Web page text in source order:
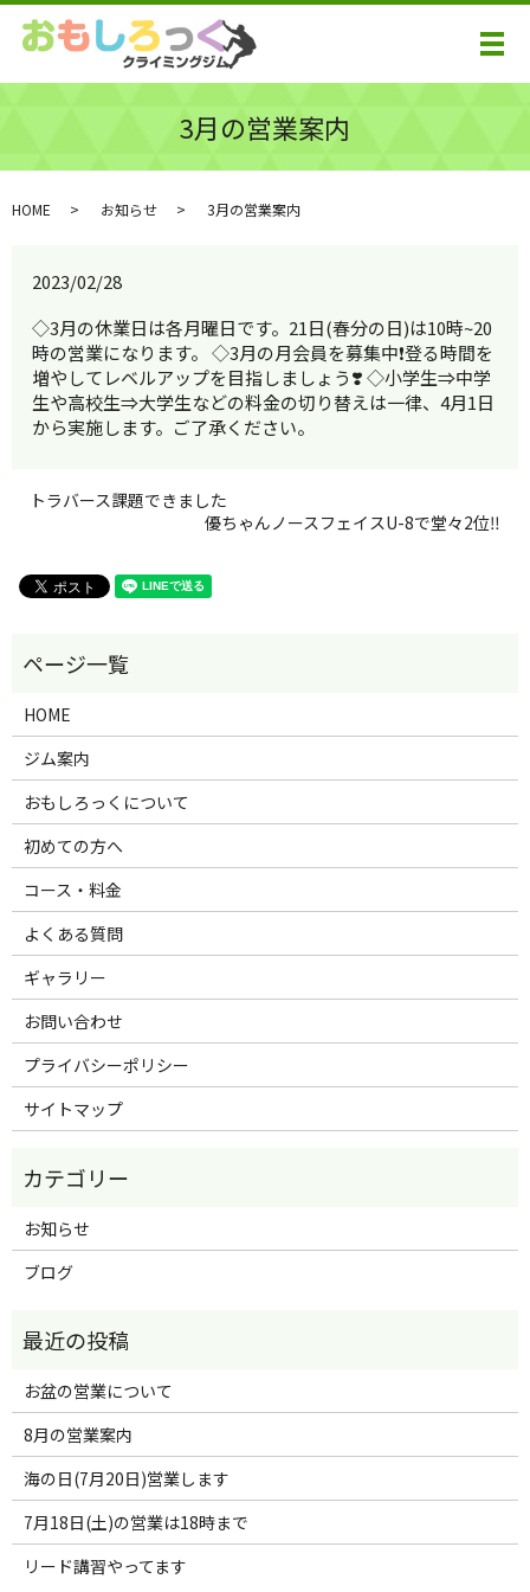
メ
3月の営業案内
HOME お知らせ 3月の営業案内
2023/02/28
◇3月の休業日は各月曜日です。21日(春分の日)は10時~20
時の営業になります。 ◇3月の月会員を募集中❗️登る時間を
増やしてレベルアップを目指しましょう❣️ ◇小学生⇒中学
生や高校生⇒大学生などの料金の切り替えは一律、4月1日
から実施します。ご了承ください。
トラバース課題できました
優ちゃんノースフェイスU-8で堂々2位‼️
HOME
ジム案内
おもしろっくについて
初めての方へ
コース・料金
よくある質問
ギャラリー
お問い合わせ
プライバシーポリシー
サイトマップ
お知らせ
ブログ
お盆の営業について
8月の営業案内
海の日(7月20日)営業します
7月18日(土)の営業は18時まで
リード講習やってます